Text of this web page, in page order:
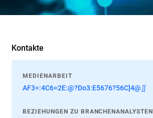
Kontakte
MEDIENARBEIT
AF3=:4C6=2E:@?Do3:E5676?56C]4@∬
BEZIEHUNGEN ZU BRANCHENANALYSTEN